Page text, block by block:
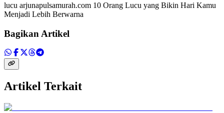
lucu arjunapulsamurah.com 10 Orang Lucu yang Bikin Hari Kamu
Menjadi Lebih Berwarna
Bagikan Artikel
Artikel Terkait